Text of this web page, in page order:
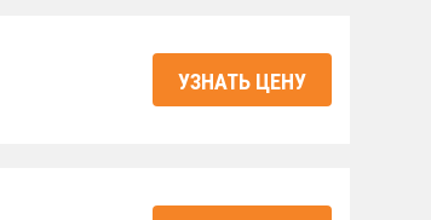
УЗНАТЬ ЦЕНУ